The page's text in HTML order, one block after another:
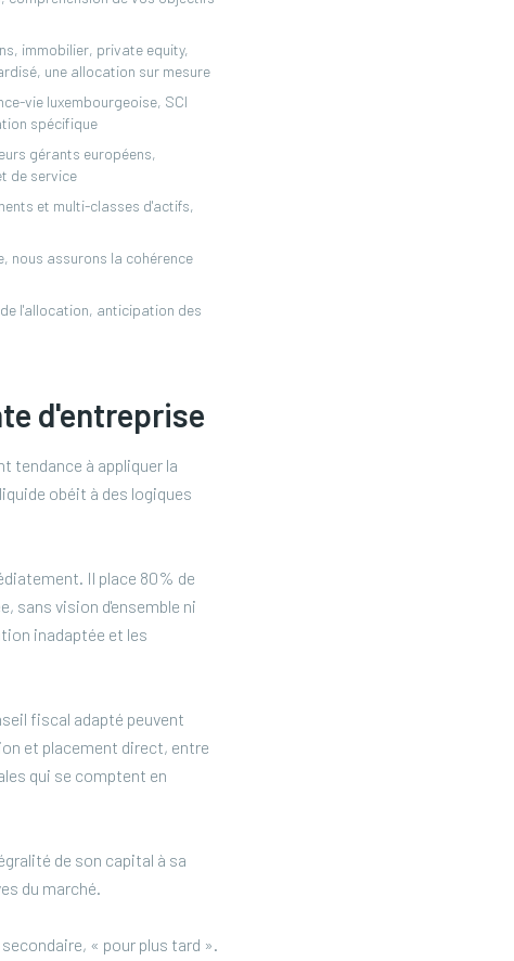
immobilier, private equity,
une allocation sur mesure
vie luxembourgeoise, SCI
spécifique
gérants européens,
de service
et multi-classes d'actifs,
nous assurons la cohérence
l'allocation, anticipation des
d'entreprise
tendance à appliquer la
obéit à des logiques
Il place 80% de
sans vision d'ensemble ni
inadaptée et les
fiscal adapté peuvent
et placement direct, entre
qui se comptent en
de son capital à sa
du marché.
« pour plus tard ».